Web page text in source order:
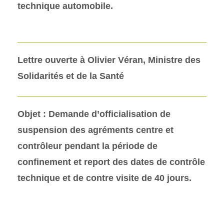
technique automobile.
Lettre ouverte à Olivier Véran, Ministre des
Solidarités et de la Santé
Objet : Demande d’officialisation de
suspension des agréments centre et
contrôleur pendant la période de
confinement et report des dates de contrôle
technique et de contre visite de 40 jours.